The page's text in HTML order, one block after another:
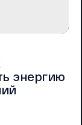
энергию